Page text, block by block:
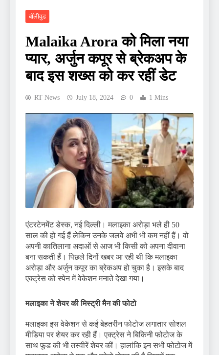
बॉलीवुड
Malaika Arora को मिला नया
प्यार, अर्जुन कपूर से ब्रेकअप के
बाद इस शख्स को कर रहीं डेट
RT News July 18, 2024 0 1 Mins
एंटरटेनमेंट डेस्क, नई दिल्ली। मलाइका अरोड़ा भले ही 50
साल की हो गई हैं लेकिन उनके जलवे अभी भी कम नहीं हैं। वो
अपनी कातिलाना अदाओं से आज भी किसी को अपना दीवाना
बना सकती हैं। पिछले दिनों खबर आ रही थी कि मलाइका
अरोड़ा और अर्जुन कपूर का ब्रेकअप हो चुका है। इसके बाद
एक्ट्रेस को स्पेन में वेकेशन मनाते देखा गया।
मलाइका ने शेयर की मिस्ट्री मैन की फोटो
मलाइका इस वेकेशन से कई बेहतरीन फोटोज लगातार सोशल
मीडिया पर शेयर कर रही हैं। एक्ट्रेस ने बिकिनी फोटोज के
साथ फूड की भी तस्वीरें शेयर कीं। हालांकि इन सभी फोटोज में